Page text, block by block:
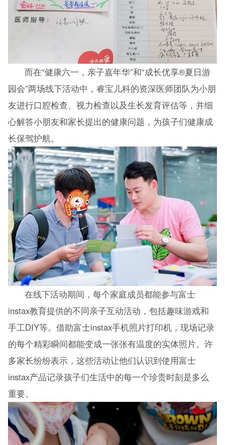
而在“健康六一，亲子嘉年华”和“成长优享®夏日游
园会”两场线下活动中，睿宝儿科的资深医师团队为小朋
友进行口腔检查、视力检查以及生长发育评估等，并细
心解答小朋友和家长提出的健康问题，为孩子们健康成
长保驾护航。
在线下活动期间，每个家庭成员都能参与富士
instax教育提供的不同亲子互动活动，包括趣味游戏和
手工DIY等。借助富士instax手机照片打印机，现场记录
的每个精彩瞬间都能变成一张张有温度的实体照片。许
多家长纷纷表示，这些活动让他们认识到使用富士
instax产品记录孩子们生活中的每一个珍贵时刻是多么
重要。